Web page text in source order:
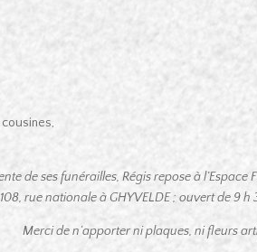
de ses funérailles, Régis repose à l’Espace
108, rue nationale à GHYVELDE ; ouvert de 9 h
Merci de n’apporter ni plaques, ni fleurs